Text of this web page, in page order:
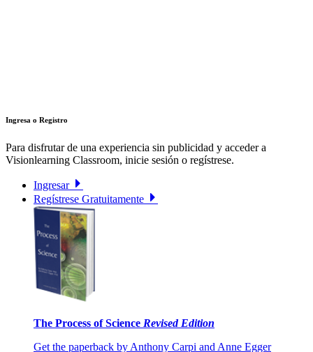
Ingresa o Registro
Para disfrutar de una experiencia sin publicidad y acceder a
Visionlearning Classroom, inicie sesión o regístrese.
Ingresar
Regístrese Gratuitamente
The Process of Science Revised Edition
Get the paperback by Anthony Carpi and Anne Egger